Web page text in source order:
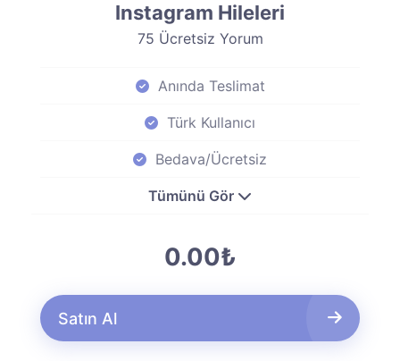
Instagram Hileleri
75 Ücretsiz Yorum
Anında Teslimat
Türk Kullanıcı
Bedava/Ücretsiz
Tümünü Gör
0.00₺
Satın Al